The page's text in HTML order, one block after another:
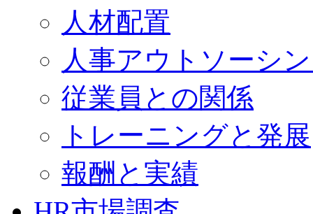
人材配置
人事アウトソーシ
従業員との関係
トレーニングと発展
報酬と実績